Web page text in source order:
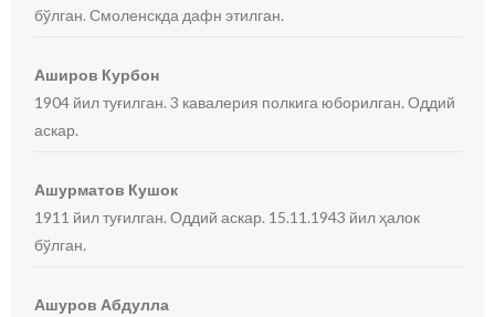
бўлган. Смоленскда дафн этилган.
Аширов Курбон
1904 йил туғилган. 3 кавалерия полкига юборилган. Оддий
аскар.
Ашурматов Кушок
1911 йил туғилган. Оддий аскар. 15.11.1943 йил ҳалок
бўлган.
Ашуров Абдулла